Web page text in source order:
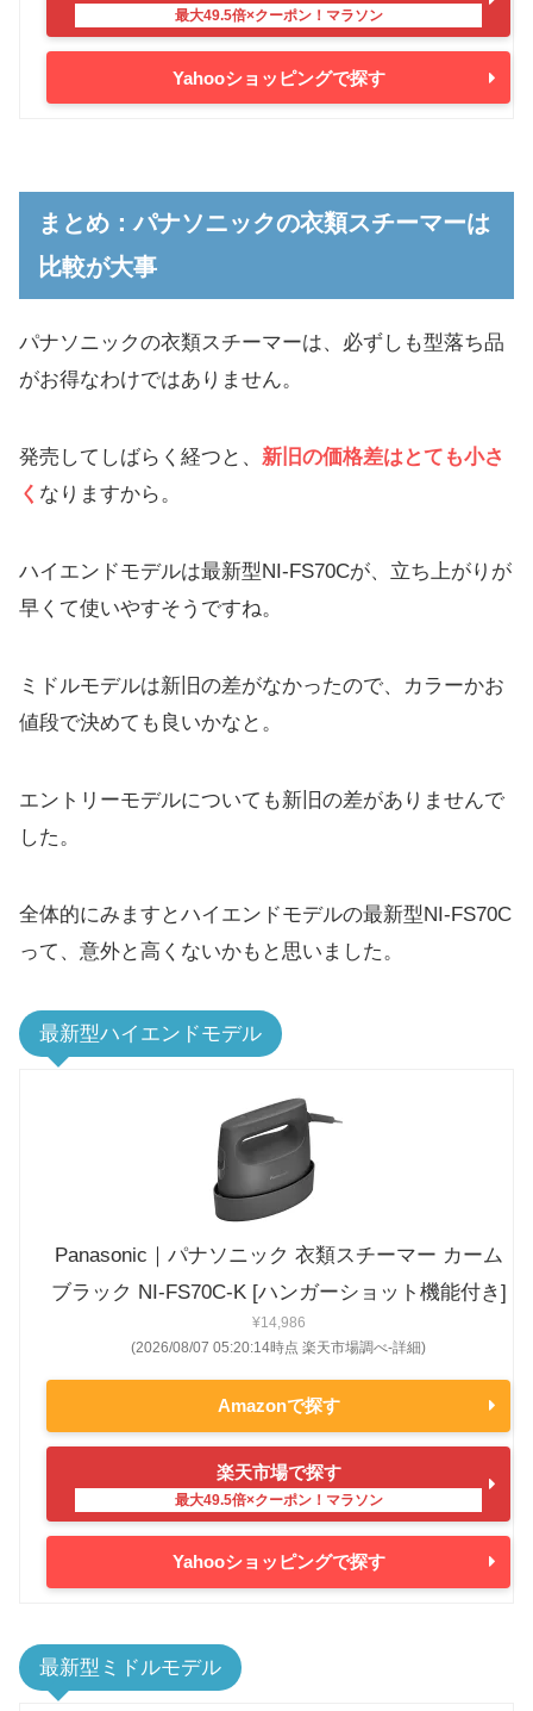
Yahooショッピングで探す
まとめ：パナソニックの衣類スチーマーは
比較が大事
パナソニックの衣類スチーマーは、必ずしも型落ち品
がお得なわけではありません。
発売してしばらく経つと、 新旧の価格差はとても小さ
く なりますから。
ハイエンドモデルは最新型NI-FS70Cが、立ち上がりが
早くて使いやすそうですね。
ミドルモデルは新旧の差がなかったので、カラーかお
値段で決めても良いかなと。
エントリーモデルについても新旧の差がありませんで
した。
全体的にみますとハイエンドモデルの最新型NI-FS70C
って、意外と高くないかもと思いました。
最新型ハイエンドモデル
Panasonic｜パナソニック 衣類スチーマー カーム
ブラック NI-FS70C-K [ハンガーショット機能付き]
¥14,986
(2026/08/07 05:20:14時点 楽天市場調べ-詳細)
Amazonで探す
楽天市場で探す
Yahooショッピングで探す
最新型ミドルモデル